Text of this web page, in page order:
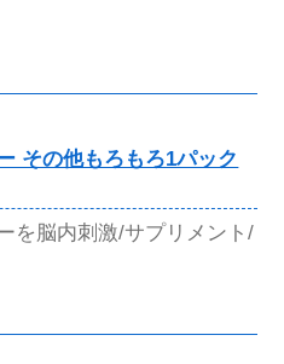
その他もろもろ1パック
を脳内刺激/サプリメント/